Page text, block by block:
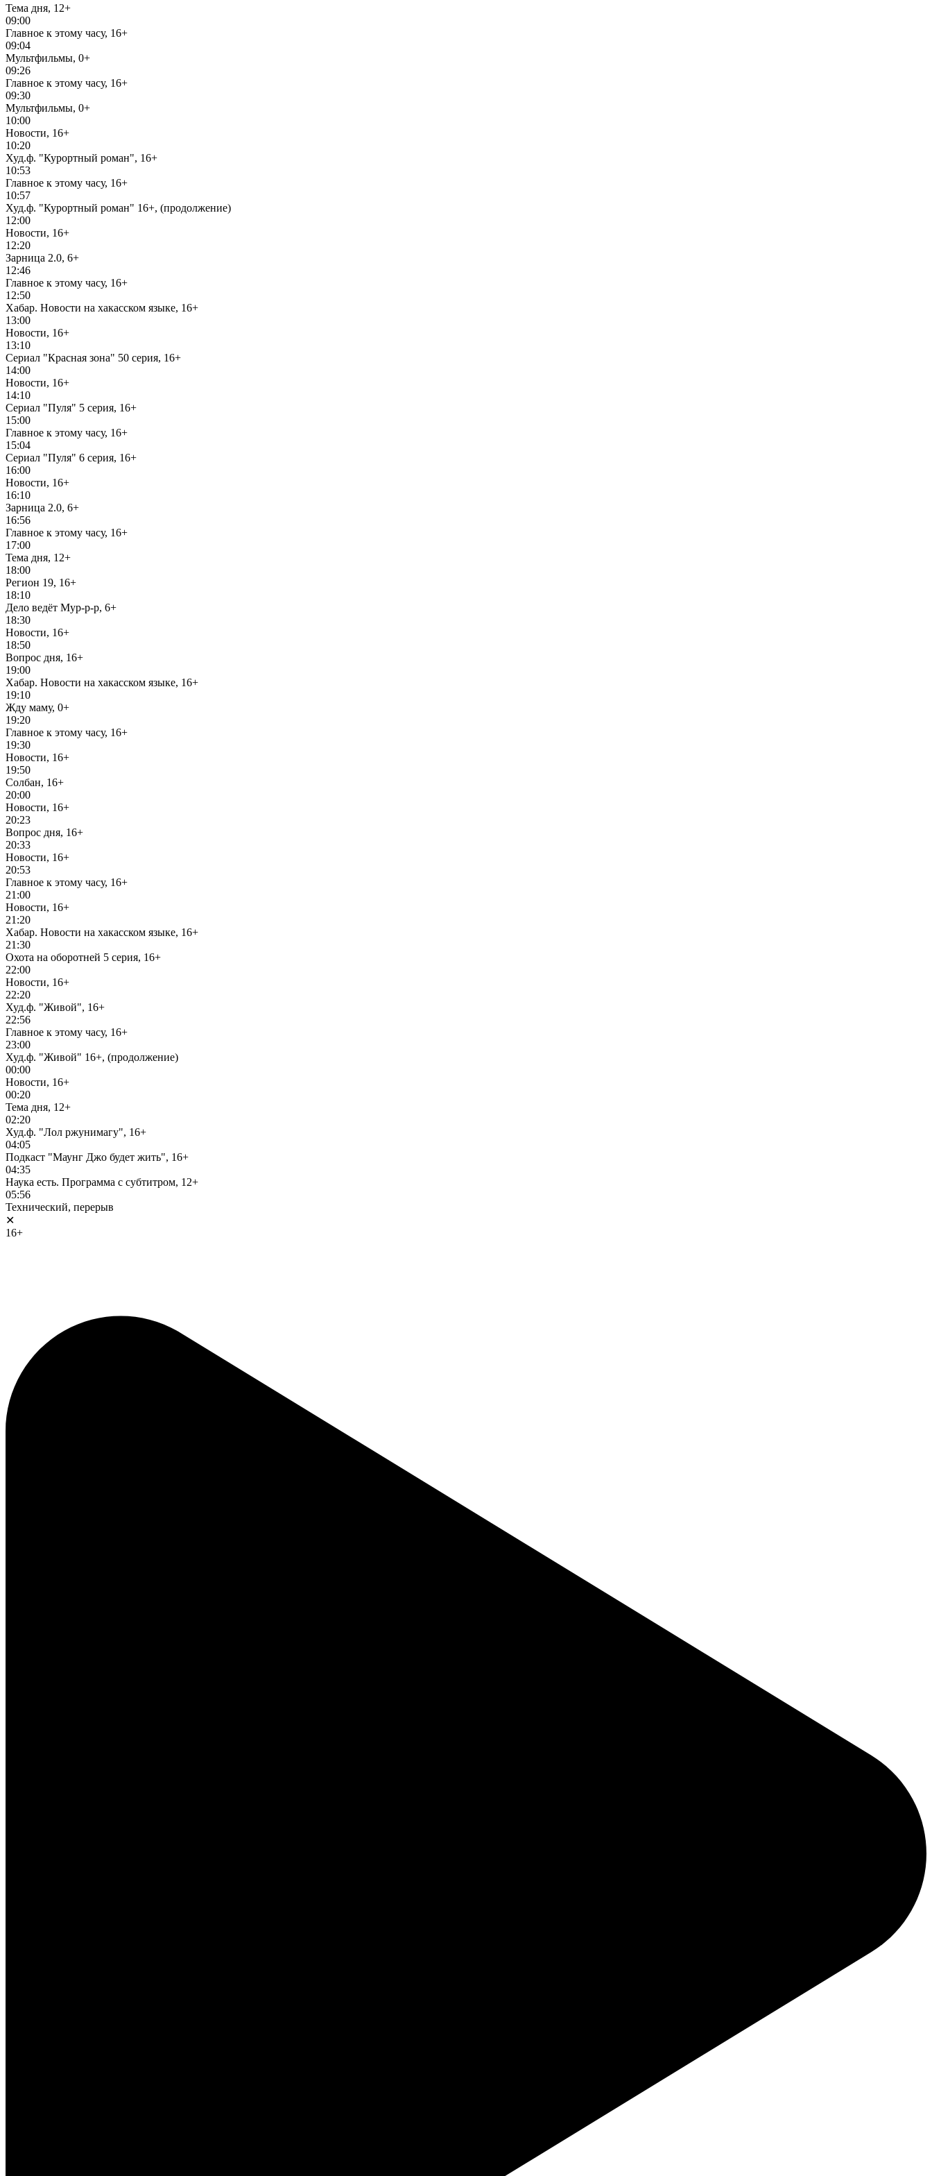
Тема дня, 12+
09:00
Главное к этому часу, 16+
09:04
Мультфильмы, 0+
09:26
Главное к этому часу, 16+
09:30
Мультфильмы, 0+
10:00
Новости, 16+
10:20
Худ.ф. "Курортный роман", 16+
10:53
Главное к этому часу, 16+
10:57
Худ.ф. "Курортный роман" 16+, (продолжение)
12:00
Новости, 16+
12:20
Зарница 2.0, 6+
12:46
Главное к этому часу, 16+
12:50
Хабар. Новости на хакасском языке, 16+
13:00
Новости, 16+
13:10
Сериал "Красная зона" 50 серия, 16+
14:00
Новости, 16+
14:10
Сериал "Пуля" 5 серия, 16+
15:00
Главное к этому часу, 16+
15:04
Сериал "Пуля" 6 серия, 16+
16:00
Новости, 16+
16:10
Зарница 2.0, 6+
16:56
Главное к этому часу, 16+
17:00
Тема дня, 12+
18:00
Регион 19, 16+
18:10
Дело ведёт Мур-р-р, 6+
18:30
Новости, 16+
18:50
Вопрос дня, 16+
19:00
Хабар. Новости на хакасском языке, 16+
19:10
Жду маму, 0+
19:20
Главное к этому часу, 16+
19:30
Новости, 16+
19:50
Солбан, 16+
20:00
Новости, 16+
20:23
Вопрос дня, 16+
20:33
Новости, 16+
20:53
Главное к этому часу, 16+
21:00
Новости, 16+
21:20
Хабар. Новости на хакасском языке, 16+
21:30
Охота на оборотней 5 серия, 16+
22:00
Новости, 16+
22:20
Худ.ф. "Живой", 16+
22:56
Главное к этому часу, 16+
23:00
Худ.ф. "Живой" 16+, (продолжение)
00:00
Новости, 16+
00:20
Тема дня, 12+
02:20
Худ.ф. "Лол ржунимагу", 16+
04:05
Подкаст "Маунг Джо будет жить", 16+
04:35
Наука есть. Программа с субтитром, 12+
05:56
Технический, перерыв
✕
16+